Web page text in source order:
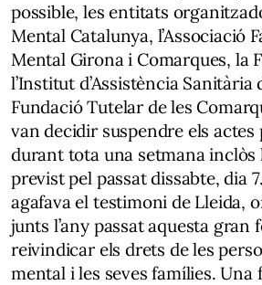
possible, les entitats
Mental Catalunya, l’Associació
Mental Girona i Comarques, la
l’Institut d’Assistència Sanitària
Fundació Tutelar de les
van decidir suspendre els
durant tota una setmana inclòs
previst pel passat dissabte, dia
agafava el testimoni de Lleida,
junts l’any passat aquesta gran
reivindicar els drets de les
mental i les seves famílies. Una